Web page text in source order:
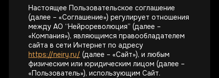
Настоящее Пользовательское соглашение
(далее – «Соглашение») регулирует отношения
между АО “Нейрореволюция” (далее –
«Компания»), являющимся правообладателем
сайта в сети Интернет по адресу
https://neiry.ru/ (далее – «Сайт»), и любым
физическим или юридическим лицом (далее –
«Пользователь»), использующим Сайт.